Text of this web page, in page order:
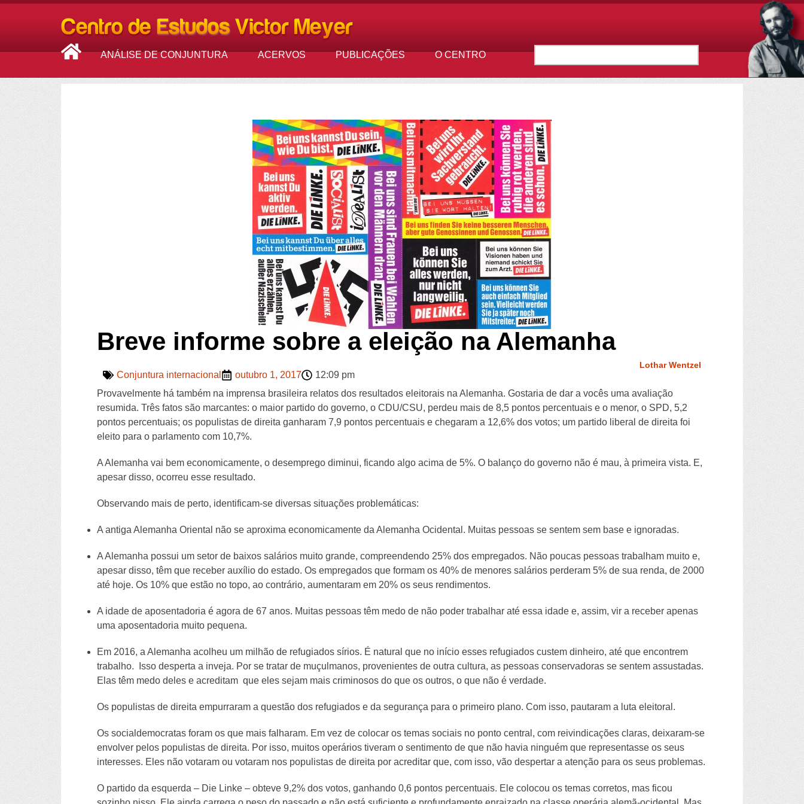
ANÁLISE DE CONJUNTURA ACERVOS PUBLICAÇÕES O CENTRO
Breve informe sobre a eleição na Alemanha
Lothar Wentzel
Conjuntura internacional outubro 1, 2017
12:09 pm
Provavelmente há também na imprensa brasileira relatos dos resultados eleitorais na Alemanha. Gostaria de dar a vocês uma avaliação
resumida. Três fatos são marcantes: o maior partido do governo, o CDU/CSU, perdeu mais de 8,5 pontos percentuais e o menor, o SPD, 5,2
pontos percentuais; os populistas de direita ganharam 7,9 pontos percentuais e chegaram a 12,6% dos votos; um partido liberal de direita foi
eleito para o parlamento com 10,7%.
A Alemanha vai bem economicamente, o desemprego diminui, ficando algo acima de 5%. O balanço do governo não é mau, à primeira vista. E,
apesar disso, ocorreu esse resultado.
Observando mais de perto, identificam-se diversas situações problemáticas:
A antiga Alemanha Oriental não se aproxima economicamente da Alemanha Ocidental. Muitas pessoas se sentem sem base e ignoradas.
A Alemanha possui um setor de baixos salários muito grande, compreendendo 25% dos empregados. Não poucas pessoas trabalham muito e,
apesar disso, têm que receber auxílio do estado. Os empregados que formam os 40% de menores salários perderam 5% de sua renda, de 2000
até hoje. Os 10% que estão no topo, ao contrário, aumentaram em 20% os seus rendimentos.
A idade de aposentadoria é agora de 67 anos. Muitas pessoas têm medo de não poder trabalhar até essa idade e, assim, vir a receber apenas
uma aposentadoria muito pequena.
Em 2016, a Alemanha acolheu um milhão de refugiados sírios. É natural que no início esses refugiados custem dinheiro, até que encontrem
trabalho. Isso desperta a inveja. Por se tratar de muçulmanos, provenientes de outra cultura, as pessoas conservadoras se sentem assustadas.
Elas têm medo deles e acreditam que eles sejam mais criminosos do que os outros, o que não é verdade.
Os populistas de direita empurraram a questão dos refugiados e da segurança para o primeiro plano. Com isso, pautaram a luta eleitoral.
Os socialdemocratas foram os que mais falharam. Em vez de colocar os temas sociais no ponto central, com reivindicações claras, deixaram-se
envolver pelos populistas de direita. Por isso, muitos operários tiveram o sentimento de que não havia ninguém que representasse os seus
interesses. Eles não votaram ou votaram nos populistas de direita por acreditar que, com isso, vão despertar a atenção para os seus problemas.
O partido da esquerda – Die Linke – obteve 9,2% dos votos, ganhando 0,6 pontos percentuais. Ele colocou os temas corretos, mas ficou